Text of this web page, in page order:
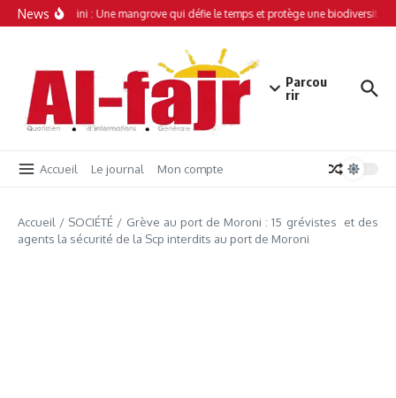
Aller au contenu
News
Simamboini : Une mangrove qui défie le temps et protège une biodiversité
Parcou
rir
Accueil Le journal Mon compte
Accueil / SOCIÉTÉ / Grève au port de Moroni : 15 grévistes et des
agents la sécurité de la Scp interdits au port de Moroni